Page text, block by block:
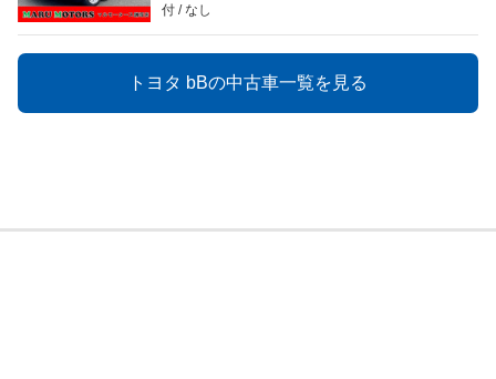
付
なし
トヨタ bBの中古車一覧を見る